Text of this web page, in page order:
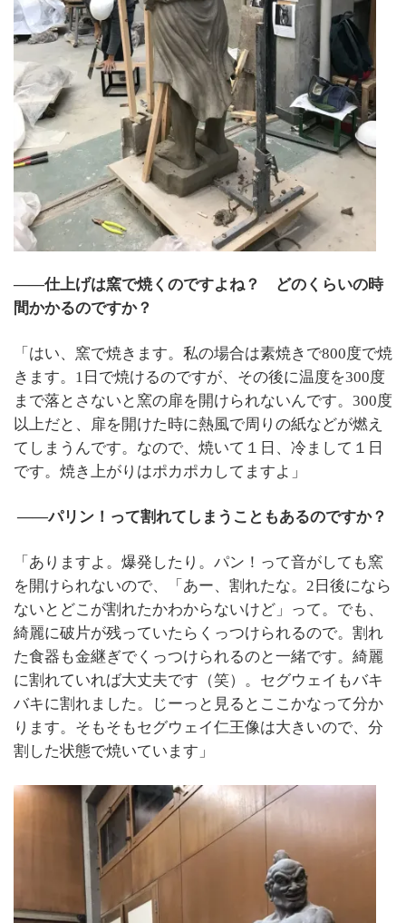
――仕上げは窯で焼くのですよね？ どのくらいの時
間かかるのですか？
「はい、 窯で焼きます。私の場合は素焼きで800度で焼
きます。1日で焼けるのですが、その後に温度を300度
まで落とさないと窯の扉を開けられないんです。300度
以上だと、扉を開けた時に熱風で周りの紙などが燃え
てしまうんです。なので、焼いて１日、冷まして１日
です。焼き上がりはポカポカしてますよ」
――パリン！って割れてしまうこともあるのですか？
「ありますよ。爆発したり。パン！って音がしても窯
を開けられないので、「あー、割れたな。2日後になら
ないとどこが割れたかわからないけど」って。でも、
綺麗に破片が残っていたらくっつけられるので。割れ
た食器も金継ぎでくっつけられるのと一緒です。綺麗
に割れていれば大丈夫です（笑）。セグウェイもバキ
バキに割れました。じーっと見るとここかなって分か
ります。そもそもセグウェイ仁王像は大きいので、分
割した状態で焼いています」